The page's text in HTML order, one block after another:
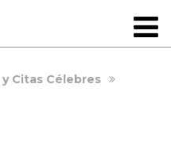
y Citas Célebres